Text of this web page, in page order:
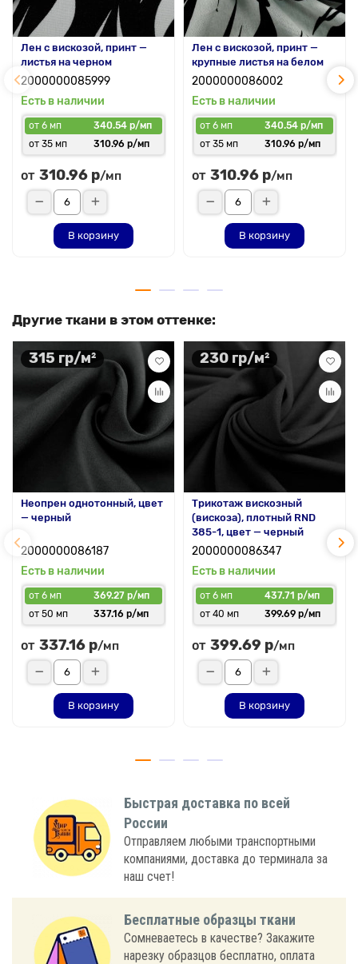
Лен с вискозой, принт —
листья на черном
2000000085999
Есть в наличии
от 6 мп
340.54 р/мп
от 35 мп
310.96 р/мп
от 310.96 р/мп
В корзину
Лен с вискозой, принт —
крупные листья на белом
2000000086002
Есть в наличии
от 6 мп
340.54 р/мп
от 35 мп
310.96 р/мп
от 310.96 р/мп
В корзину
Другие ткани в этом оттенке:
315 гр/м²
Неопрен однотонный, цвет
— черный
2000000086187
Есть в наличии
от 6 мп
369.27 р/мп
от 50 мп
337.16 р/мп
от 337.16 р/мп
В корзину
230 гр/м²
Трикотаж вискозный
(вискоза), плотный RND
385-1, цвет — черный
2000000086347
Есть в наличии
от 6 мп
437.71 р/мп
от 40 мп
399.69 р/мп
от 399.69 р/мп
В корзину
Быстрая доставка по всей
России
Отправляем любыми транспортными
компаниями, доставка до терминала за
наш счет!
Бесплатные образцы ткани
Сомневаетесь в качестве? Закажите
нарезку образцов бесплатно, оплата